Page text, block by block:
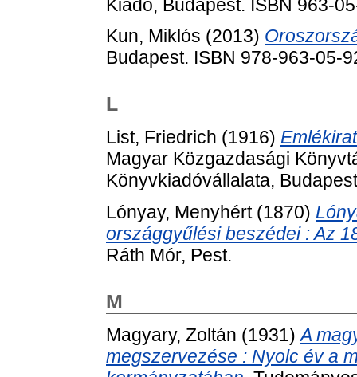
Kiadó, Budapest. ISBN 963-
Kun, Miklós (2013)
Budapest. ISBN 978-963-05-
L
List, Friedrich (1916)
Magyar Közgazdasági
Könyvkiadóvállalata,
Lónyay, Menyhért(1870)
országgyűlési beszédei : Az
Ráth Mór, Pest.
M
Magyary, Zoltán (1931)A
megszervezése : Nyolc év a